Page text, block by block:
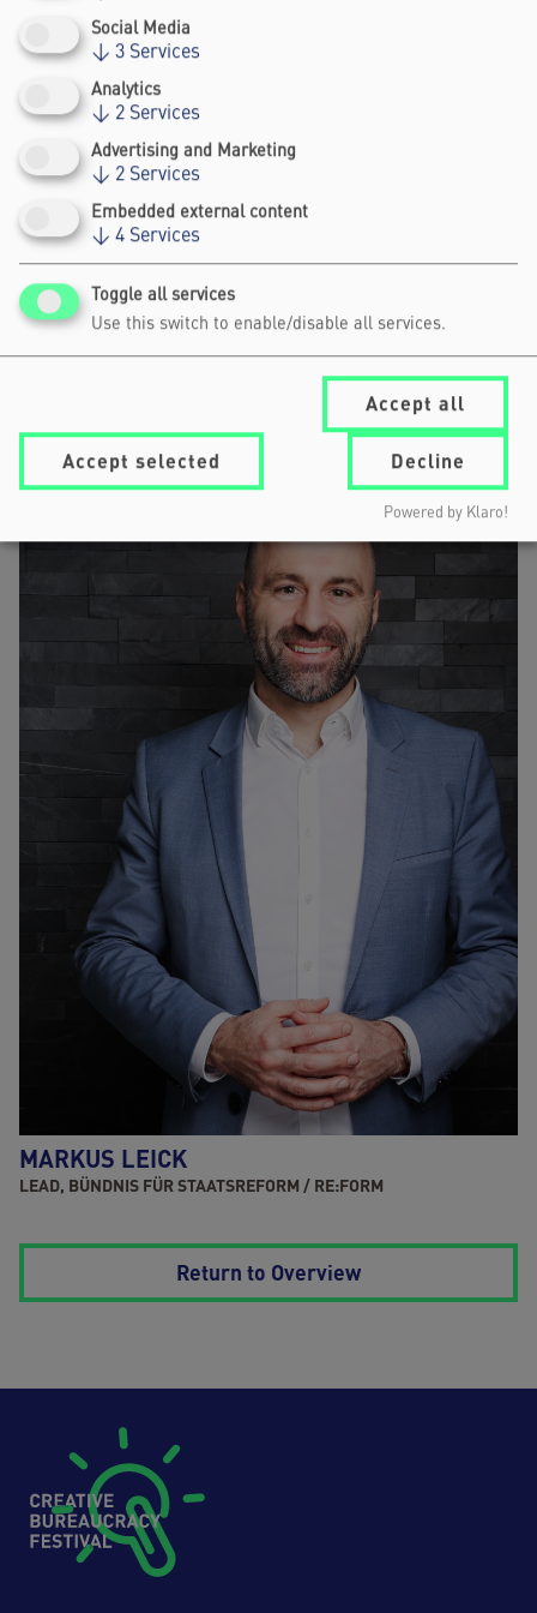
Info: Das Event findet in einem
ausgeschilderten Raum in der Networking
Area statt.
Visitor Information
Get your festival ticket
the Impact Stage programme on 11
SPEAKERS
MARKUS LEICK
LEAD, BÜNDNIS FÜR STAATSREFORM / RE:FORM
Return to Overview
Social Media
↓ 3 Services
Analytics
↓ 2 Services
Advertising and Marketing
↓ 2 Services
Embedded external content
↓ 4 Services
Toggle all services
Use this switch to enable/disable all services.
Decline
Accept selected
Accept all
Powered by Klaro!